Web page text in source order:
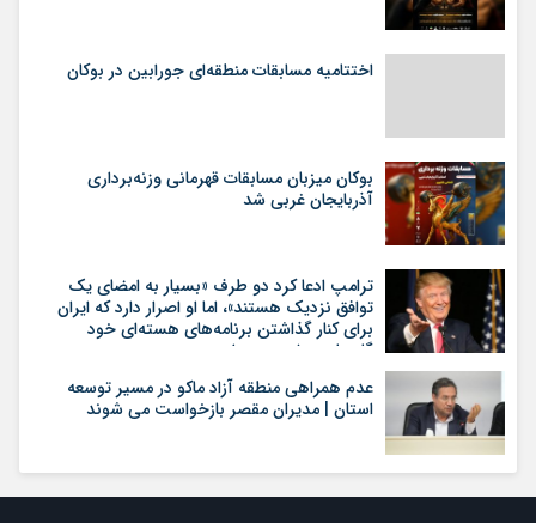
اختتامیه مسابقات منطقه‌ای جورابین در بوکان
بوکان میزبان مسابقات قهرمانی وزنه‌برداری
آذربایجان غربی شد
ترامپ ادعا کرد دو طرف «بسیار به امضای یک
توافق نزدیک هستند»، اما او اصرار دارد که ایران
برای کنار گذاشتن برنامه‌های هسته‌ای خود
گام‌های بیشتری بردارد
عدم همراهی منطقه آزاد ماکو در مسیر توسعه
استان | مدیران مقصر بازخواست می شوند